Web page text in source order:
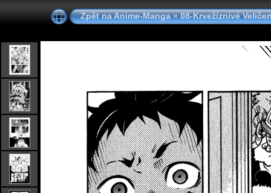
Zpět na Anime-Manga»08-Krvežíznivé